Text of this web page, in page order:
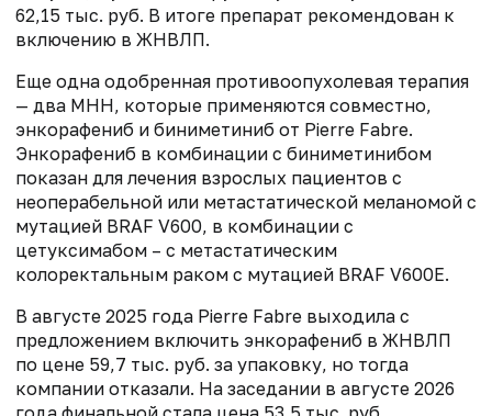
62,15 тыс. руб. В итоге препарат рекомендован к
включению в ЖНВЛП.
Еще одна одобренная противоопухолевая терапия
— два МНН, которые применяются совместно,
энкорафениб и биниметиниб от Pierre Fabre.
Энкорафениб в комбинации с биниметинибом
показан для лечения взрослых пациентов с
неоперабельной или метастатической меланомой с
мутацией BRAF V600, в комбинации с
цетуксимабом – с метастатическим
колоректальным раком с мутацией BRAF V600E.
В августе 2025 года Pierre Fabre выходила с
предложением включить энкорафениб в ЖНВЛП
по цене 59,7 тыс. руб. за упаковку, но тогда
компании отказали. На заседании в августе 2026